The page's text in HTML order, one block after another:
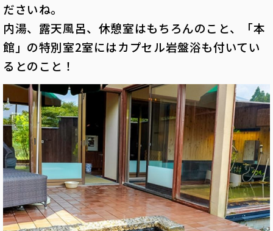
ださいね。
内湯、露天風呂、休憩室はもちろんのこと、「本
館」の特別室2室にはカプセル岩盤浴も付いてい
るとのこと！